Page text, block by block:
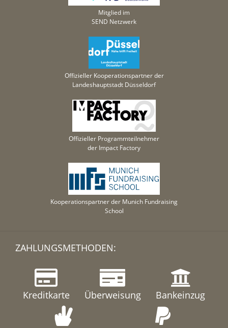
Mitglied im
SEND Netzwerk
Offizieller Kooperationspartner der
Landeshauptstadt Düsseldorf
Offizieller Programmteilnehmer
der Impact Factory
Kooperationspartner der Munich Fundraising
School
ZAHLUNGSMETHODEN:
Kreditkarte Überweisung Bankeinzug